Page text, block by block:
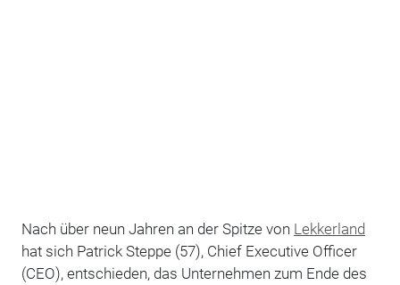
Nach über neun Jahren an der Spitze von Lekkerland
hat sich Patrick Steppe (57), Chief Executive Officer
(CEO), entschieden, das Unternehmen zum Ende des